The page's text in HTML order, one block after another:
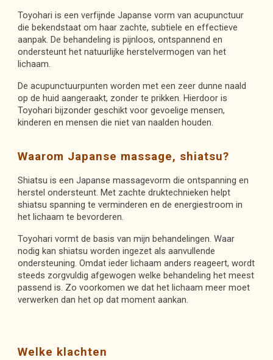
Toyohari is een verfijnde Japanse vorm van acupunctuur
die bekendstaat om haar zachte, subtiele en effectieve
aanpak. De behandeling is pijnloos, ontspannend en
ondersteunt het natuurlijke herstelvermogen van het
lichaam.
De acupunctuurpunten worden met een zeer dunne naald
op de huid aangeraakt, zonder te prikken. Hierdoor is
Toyohari bijzonder geschikt voor gevoelige mensen,
kinderen en mensen die niet van naalden houden.
Waarom Japanse massage, shiatsu?
Shiatsu is een Japanse massagevorm die ontspanning en
herstel ondersteunt. Met zachte druktechnieken helpt
shiatsu spanning te verminderen en de energiestroom in
het lichaam te bevorderen.
Toyohari vormt de basis van mijn behandelingen. Waar
nodig kan shiatsu worden ingezet als aanvullende
ondersteuning. Omdat ieder lichaam anders reageert, wordt
steeds zorgvuldig afgewogen welke behandeling het meest
passend is. Zo voorkomen we dat het lichaam meer moet
verwerken dan het op dat moment aankan.
Welke klachten